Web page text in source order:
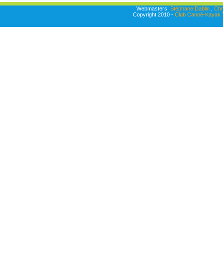
Webmasters: Stéphane Dablin,
Copyright 2010 - Club Canoë-Kayak